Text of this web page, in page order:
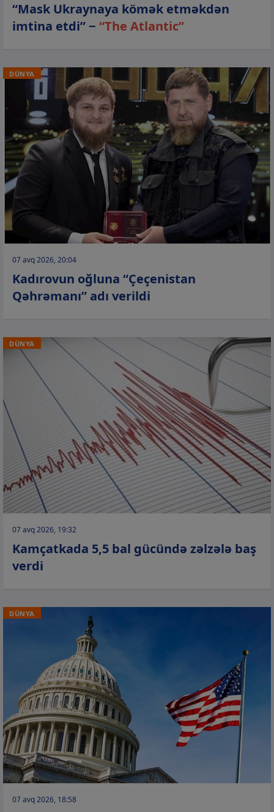
“Mask Ukraynaya kömək etməkdən
imtina etdi” − “The Atlantic”
DÜNYA
07 avq 2026, 20:04
Kadırovun oğluna “Çeçenistan
Qəhrəmanı” adı verildi
DÜNYA
07 avq 2026, 19:32
Kamçatkada 5,5 bal gücündə zəlzələ baş
verdi
DÜNYA
07 avq 2026, 18:58